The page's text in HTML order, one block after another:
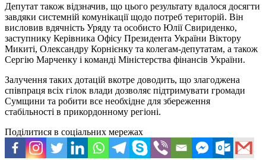
Депутат також відзначив, що цього результату вдалося досягти
завдяки системній комунікації щодо потреб територій. Він
висловив вдячність Уряду та особисто Юлії Свириденко,
заступнику Керівника Офісу Президента України Віктору
Микиті, Олександру Корнієнку та колегам-депутатам, а також
Сергію Марченку і команді Міністерства фінансів України.
Залучення таких дотацій вкотре доводить, що злагоджена
співпраця всіх гілок влади дозволяє підтримувати громади
Сумщини та робити все необхідне для збереження
стабільності в прикордонному регіоні.
Поділитися в соціальних мережах